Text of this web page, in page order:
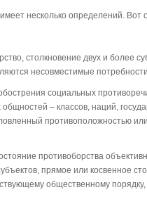
несколько определений. Вот
столкновение двух и более
несовместимые
социальных
– классов, наций,
противоположностью
противоборства
прямое или косвенное
общественному